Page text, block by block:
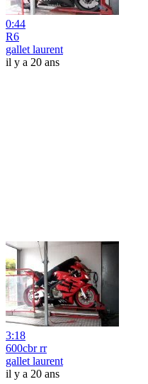
0:44
R6
gallet laurent
il y a 20 ans
3:18
600cbr rr
gallet laurent
il y a 20 ans